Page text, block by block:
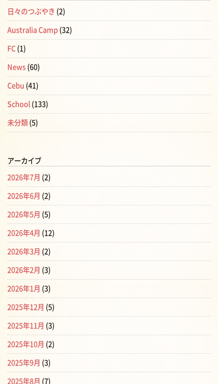
日々のつぶやき (2)
Australia Camp (32)
FC (1)
News (60)
Cebu (41)
School (133)
未分類 (5)
アーカイブ
2026年7月 (2)
2026年6月 (2)
2026年5月 (5)
2026年4月 (12)
2026年3月 (2)
2026年2月 (3)
2026年1月 (3)
2025年12月 (5)
2025年11月 (3)
2025年10月 (2)
2025年9月 (3)
2025年8月 (7)